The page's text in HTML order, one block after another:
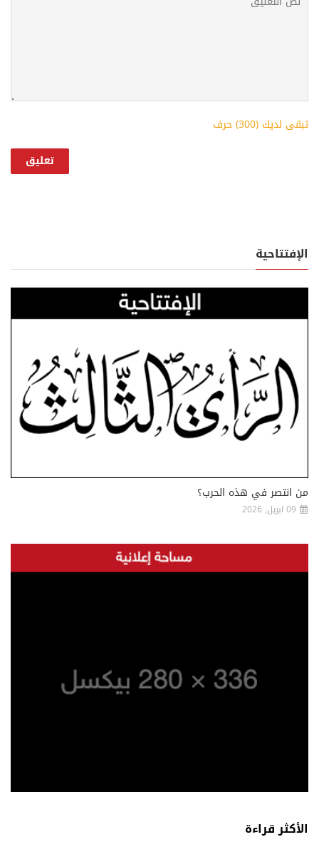
تبقى لديك (300) حرف
الإفتتاحية
من انتصر في هذه الحرب؟
09 ابريل, 2026
الأكثر قراءة